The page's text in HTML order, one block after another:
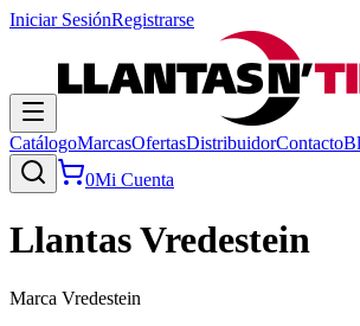
Iniciar SesiónRegistrarse
CatálogoMarcasOfertasDistribuidorContacto
0Mi Cuenta
LlantasVredestein
Marca Vredestein